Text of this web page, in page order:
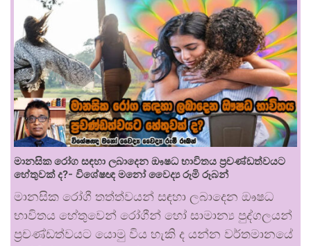
මානසික රෝග සඳහා ලබාදෙන ඖෂධ භාවිතය ප්‍රචණ්ඩත්වයට
හේතුවක් ද?- විශේෂඥ මනෝ වෛද්‍ය රූමි රූබන්
මානසික රෝගී තත්ත්වයන් සඳහා ලබාදෙන ඖෂධ
භාවිතය හේතුවෙන් රෝගීන් හෝ සාමාන්‍ය පුද්ගලයන්
ප්‍රචණ්ඩත්වයට යොමු විය හැකි ද යන්න වර්තමානයේ